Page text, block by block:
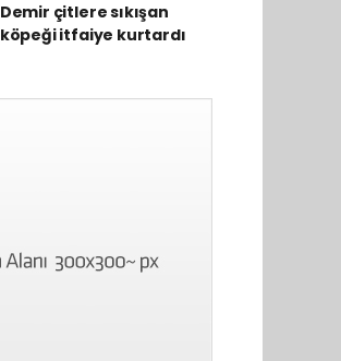
Demir çitlere sıkışan
köpeği itfaiye kurtardı